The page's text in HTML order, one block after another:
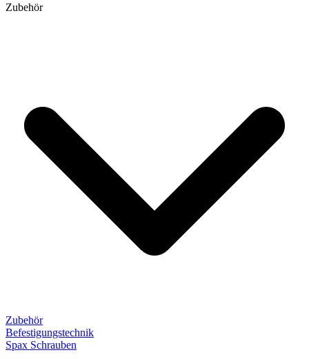
Zubehör
Zubehör
Befestigungstechnik
Spax Schrauben